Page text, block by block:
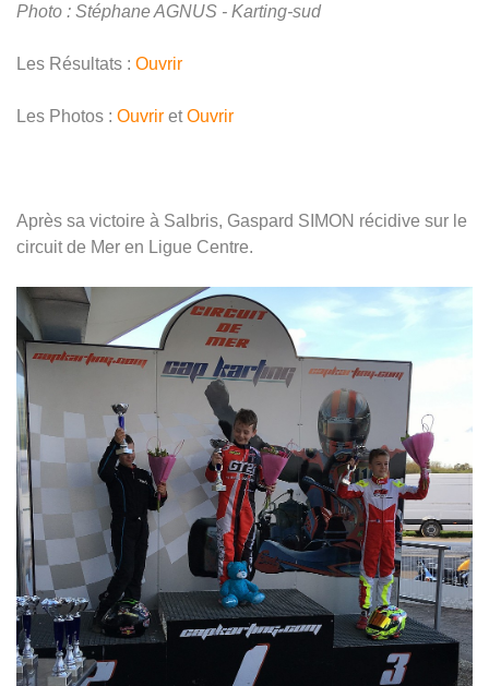
Photo : Stéphane AGNUS - Karting-sud
Les Résultats : Ouvrir
Les Photos : Ouvrir etOuvrir
Après sa victoire à Salbris, Gaspard SIMON récidive sur le
circuit de Mer en Ligue Centre.